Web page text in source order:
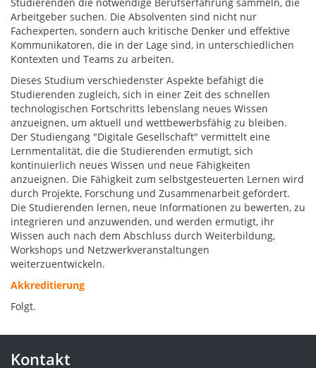
Arbeitgeber suchen. Die Absolventen sind nicht nur
Fachexperten, sondern auch kritische Denker und effektive
Kommunikatoren, die in der Lage sind, in unterschiedlichen
Kontexten und Teams zu arbeiten.
Dieses Studium verschiedenster Aspekte befähigt die
Studierenden zugleich, sich in einer Zeit des schnellen
technologischen Fortschritts lebenslang neues Wissen
anzueignen, um aktuell und wettbewerbsfähig zu bleiben.
Der Studiengang "Digitale Gesellschaft" vermittelt eine
Lernmentalität, die die Studierenden ermutigt, sich
kontinuierlich neues Wissen und neue Fähigkeiten
anzueignen. Die Fähigkeit zum selbstgesteuerten Lernen wird
durch Projekte, Forschung und Zusammenarbeit gefördert.
Die Studierenden lernen, neue Informationen zu bewerten, zu
integrieren und anzuwenden, und werden ermutigt, ihr
Wissen auch nach dem Abschluss durch Weiterbildung,
Workshops und Netzwerkveranstaltungen
weiterzuentwickeln.
Akkreditierung
Folgt.
Kontakt